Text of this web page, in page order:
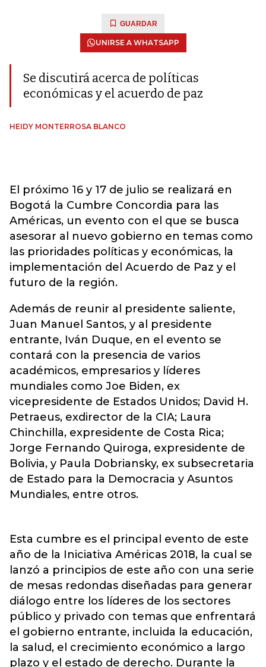
GUARDAR
UNIRSE A WHATSAPP
Se discutirá acerca de políticas
económicas y el acuerdo de paz
HEIDY MONTERROSA BLANCO
El próximo 16 y 17 de julio se realizará en
Bogotá la Cumbre Concordia para las
Américas, un evento con el que se busca
asesorar al nuevo gobierno en temas como
las prioridades políticas y económicas, la
implementación del Acuerdo de Paz y el
futuro de la región.
Además de reunir al presidente saliente,
Juan Manuel Santos, y al presidente
entrante, Iván Duque, en el evento se
contará con la presencia de varios
académicos, empresarios y líderes
mundiales como Joe Biden, ex
vicepresidente de Estados Unidos; David H.
Petraeus, exdirector de la CIA; Laura
Chinchilla, expresidente de Costa Rica;
Jorge Fernando Quiroga, expresidente de
Bolivia, y Paula Dobriansky, ex subsecretaria
de Estado para la Democracia y Asuntos
Mundiales, entre otros.
Esta cumbre es el principal evento de este
año de la Iniciativa Américas 2018, la cual se
lanzó a principios de este año con una serie
de mesas redondas diseñadas para generar
diálogo entre los líderes de los sectores
público y privado con temas que enfrentará
el gobierno entrante, incluida la educación,
la salud, el crecimiento económico a largo
plazo y el estado de derecho. Durante la